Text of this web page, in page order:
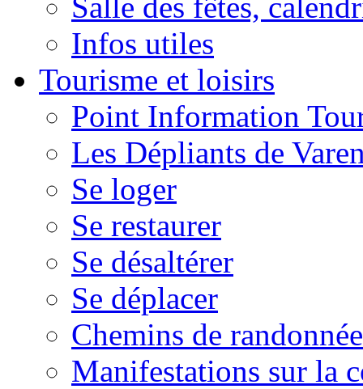
Infos utiles
Tourisme et loisirs
Point Information
Les Dépliants de
Se loger
Se restaurer
Se désaltérer
Se déplacer
Chemins de randonnée
Manifestations sur la